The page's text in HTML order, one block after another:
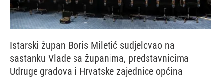
Istarski župan Boris Miletić sudjelovao na
sastanku Vlade sa županima, predstavnicima
Udruge gradova i Hrvatske zajednice općina